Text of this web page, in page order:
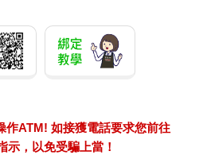
作ATM! 如接獲電話要求您前往
示，以免受騙上當！